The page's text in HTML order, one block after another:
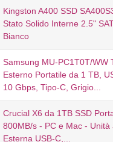
Kingston A400 SSD
Stato Solido Interne 2.5"
Bianco
Samsung MU-PC1T0T/WW
Esterno Portatile da 1 TB,
10 Gbps, Tipo-C, Grigio...
Crucial X6 da 1TB SSD
800MB/s - PC e Mac - Unità
Esterna USB-C,...